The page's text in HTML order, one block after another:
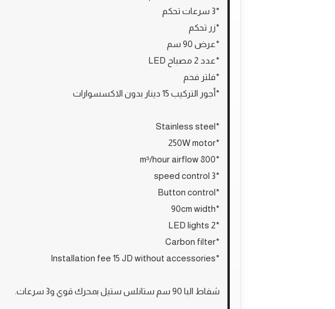
*3 سرعات تحكم
*زر تحكم
*عرض 90 سم
*عدد 2 مصباح LED
*فلتر فحم
*أجور التركيب 15 دينار بدون الاكسسوارات
*Stainless steel
*250W motor
*800 m³/hour airflow
*3 speed control
*Button control
*90cm width
*2 LED lights
*Carbon filter
*Installation fee 15 JD without accessories
شفاط البا 90 سم ستانلس ستيل بمحرك قوي و3 سرعات.